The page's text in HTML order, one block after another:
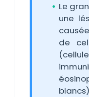
Le
une
de